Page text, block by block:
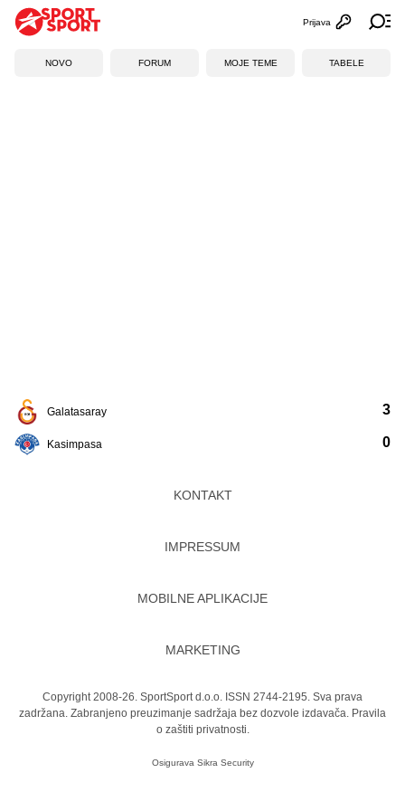
Otvori
Prijava
NOVO FORUM MOJE TEME TABELE
Galatasaray
Kasimpasa
3
0
KONTAKT
IMPRESSUM
MOBILNE APLIKACIJE
MARKETING
Copyright 2008-26. SportSport d.o.o. ISSN 2744-2195. Sva prava
zadržana. Zabranjeno preuzimanje sadržaja bez dozvole izdavača. Pravila
o zaštiti privatnosti.
Osigurava Sikra Security